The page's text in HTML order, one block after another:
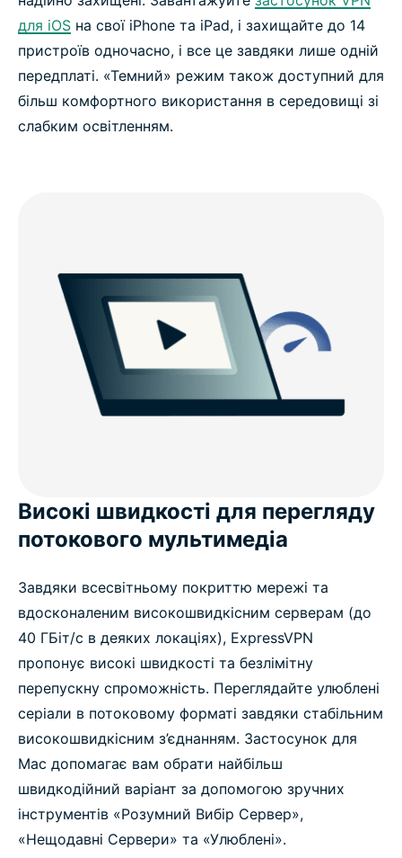
для iOS на свої iPhone та iPad, і захищайте до 14
пристроїв одночасно, і все це завдяки лише одній
передплаті. «Темний» режим також доступний для
більш комфортного використання в середовищі зі
слабким освітленням.
Високі швидкості для перегляду
потокового мультимедіа
Завдяки всесвітньому покриттю мережі та
вдосконаленим високошвидкісним серверам (до
40 ГБіт/с в деяких локаціях), ExpressVPN
пропонує високі швидкості та безлімітну
перепускну спроможність. Переглядайте улюблені
серіали в потоковому форматі завдяки стабільним
високошвидкісним з’єднанням. Застосунок для
Мас допомагає вам обрати найбільш
швидкодійний варіант за допомогою зручних
інструментів «Розумний Вибір Сервер»,
«Нещодавні Сервери» та «Улюблені».